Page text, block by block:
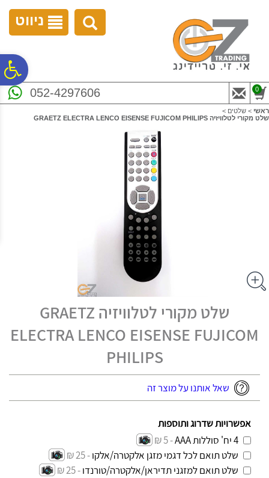
נגישות
ניווט
052-4297606 0
ראשי > שלטים >
שלט מקורי לטלוויזיה GRAETZ ELECTRA LENCO EISENSE FUJICOM PHILIPS
שלט מקורי לטלוויזיה GRAETZ
ELECTRA LENCO EISENSE FUJICOM
PHILIPS
שאל אותנו על מוצר זה
אפשרויות שדרוג ותוספות
4 יח' סוללות AAA
- 5 ₪
שלט תואם לכל דגמי מזגן אלקטרה/אלקו- 25 ₪
שלט תואם למזגני תדיראן/אלקטרה/טורנדו- 25 ₪